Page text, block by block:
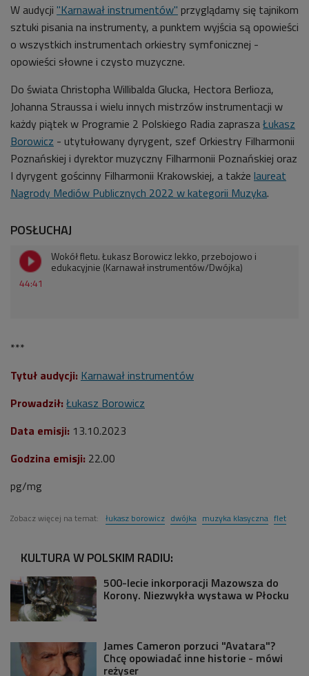
W audycji "Karnawał instrumentów" przyglądamy się tajnikom
sztuki pisania na instrumenty, a punktem wyjścia są opowieści
o wszystkich instrumentach orkiestry symfonicznej -
opowieści słowne i czysto muzyczne.
Do świata Christopha Willibalda Glucka, Hectora Berlioza,
Johanna Straussa i wielu innych mistrzów instrumentacji w
każdy piątek w Programie 2 Polskiego Radia zapraszaŁukasz
Borowicz - utytułowany dyrygent, szef Orkiestry Filharmonii
Poznańskiej i dyrektor muzyczny Filharmonii Poznańskiej oraz
I dyrygent gościnny Filharmonii Krakowskiej, a także laureat
Nagrody Mediów Publicznych 2022 w kategorii Muzyka.
POSŁUCHAJ
44:41
Wokół fletu. Łukasz Borowicz lekko, przebojowo i
edukacyjnie (Karnawał instrumentów/Dwójka)
***
Tytuł audycji: Karnawał instrumentów
Prowadził: Łukasz Borowicz
Data emisji: 13.10.2023
Godzina emisji: 22.00
pg/mg
Zobacz więcej na temat: łukasz borowicz dwójka muzyka klasyczna flet
KULTURA W POLSKIM RADIU:
500-lecie inkorporacji Mazowsza do
Korony. Niezwykła wystawa w Płocku
James Cameron porzuci "Avatara"?
Chcę opowiadać inne historie - mówi
reżyser